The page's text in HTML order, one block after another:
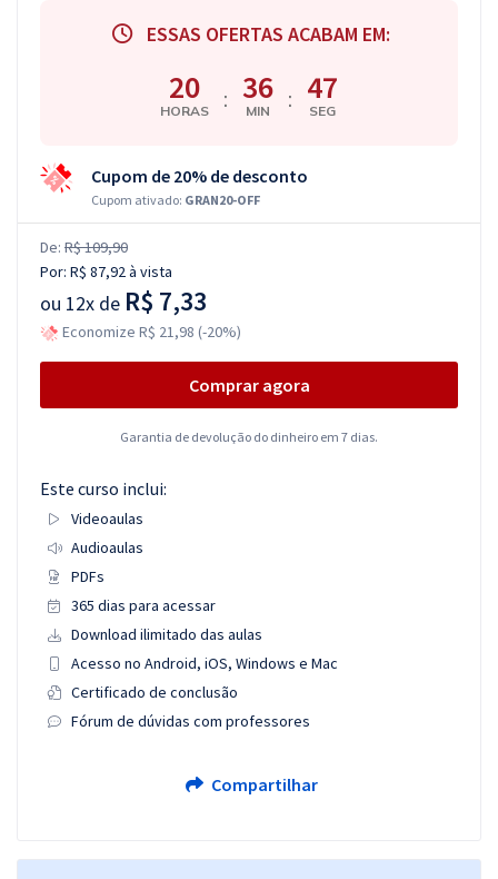
ESSAS OFERTAS ACABAM EM:
20
HORAS : 36
MIN : 46
SEG
Cupom de 20% de desconto
Cupom ativado: GRAN20-OFF
De: R$ 109,90
Por: R$ 87,92à vista
ou 12x de R$ 7,33
Economize R$ 21,98 (-20%)
Comprar agora
Garantia de devolução do dinheiro em 7 dias.
Este curso inclui:
Videoaulas
Audioaulas
PDFs
365 dias para acessar
Download ilimitado das aulas
Acesso no Android, iOS, Windows e Mac
Certificado de conclusão
Fórum de dúvidas com professores
Compartilhar